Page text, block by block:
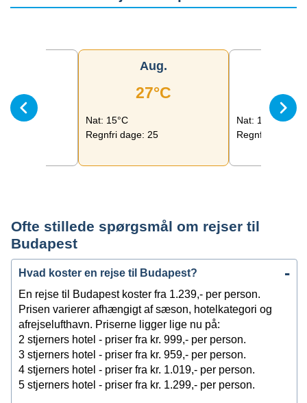
Aug.
27°C
Nat: 15°C
Regnfri dage: 25
Nat: 12°C
Regnfri dage:
Ofte stillede spørgsmål om rejser til
Budapest
Hvad koster en rejse til Budapest?
En rejse til Budapest koster fra 1.239,- per person.
Prisen varierer afhængigt af sæson, hotelkategori og
afrejselufthavn. Priserne ligger lige nu på:
2 stjerners hotel - priser fra kr. 999,- per person.
3 stjerners hotel - priser fra kr. 959,- per person.
4 stjerners hotel - priser fra kr. 1.019,- per person.
5 stjerners hotel - priser fra kr. 1.299,- per person.